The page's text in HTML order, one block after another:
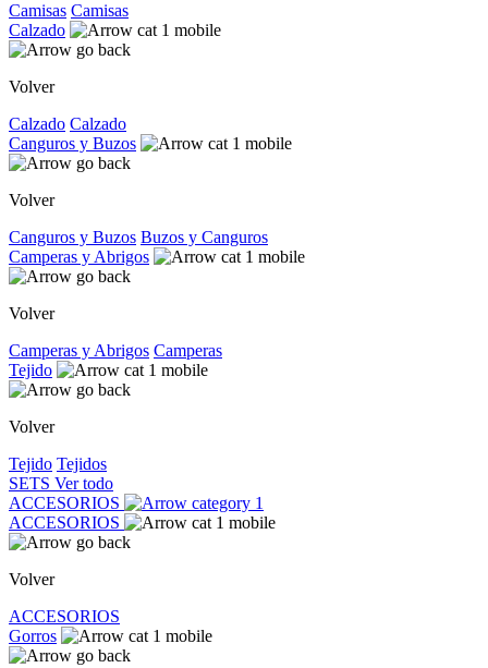
Camisas Camisas
Calzado
Volver
Calzado Calzado
Canguros y Buzos
Volver
Canguros y Buzos Buzos y Canguros
Camperas y Abrigos
Volver
Camperas y Abrigos Camperas
Tejido
Volver
Tejido Tejidos
SETS Ver todo
ACCESORIOS
ACCESORIOS
Volver
ACCESORIOS
Gorros